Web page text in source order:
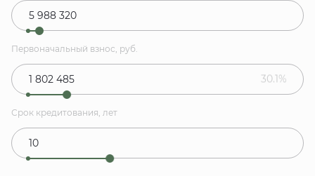
Первоначальный взнос, руб.
30.1%
Срок кредитования, лет